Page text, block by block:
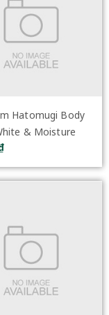
Hatomugi Body
& Moisture